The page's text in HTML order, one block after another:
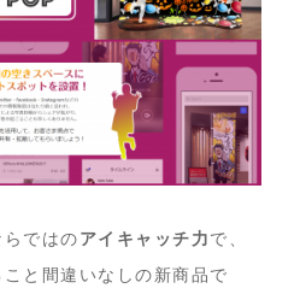
ではの アイキャッチ力 で、
と間違いなしの新商品で